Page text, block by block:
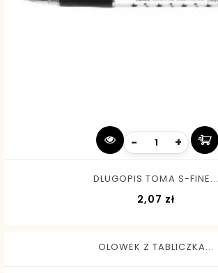
- +
DLUGOPIS TOMA S-FINE...
2,07 złCena
OLOWEK Z TABLICZKA...